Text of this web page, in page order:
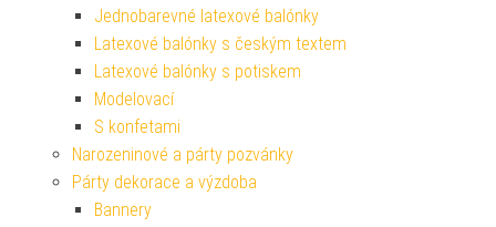
Jednobarevné latexové balónky
Latexové balónky s českým textem
Latexové balónky s potiskem
Modelovací
S konfetami
Narozeninové a párty pozvánky
Párty dekorace a výzdoba
Bannery